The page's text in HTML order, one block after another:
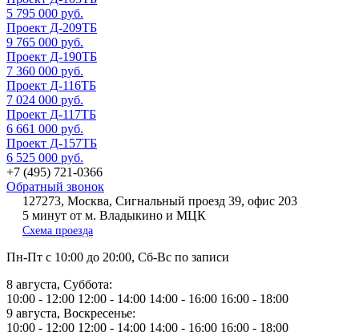
5 795 000 руб.
Проект Д-209ТБ
9 765 000 руб.
Проект Д-190ТБ
7 360 000 руб.
Проект Д-116ТБ
7 024 000 руб.
Проект Д-117ТБ
6 661 000 руб.
Проект Д-157ТБ
6 525 000 руб.
+7 (495) 721-0366
Обратный звонок
127273, Москва, Сигнальный проезд 39, офис 203
5 минут от м. Владыкино и МЦК
Схема проезда
Пн-Пт с 10:00 до 20:00, Сб-Вс по записи
8 августа, Суббота:
10:00 - 12:00 12:00 - 14:00 14:00 - 16:00 16:00 - 18:00
9 августа, Воскресенье:
10:00 - 12:00 12:00 - 14:00 14:00 - 16:00 16:00 - 18:00